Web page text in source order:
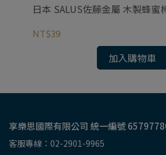
日本 SALUS佐藤金屬 木製蜂蜜
NT$39
加入購物車
享樂思國際有限公司 統一編號
客服專線：02-2901-9965